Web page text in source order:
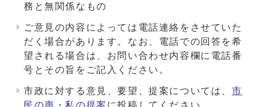
務と無関係なもの
ご意見の内容によっては電話連絡をさせていた
だく場合があります。なお、電話での回答を希
望される場合は、お問い合わせ内容欄に電話番
号とその旨をご記入ください。
市政に対する意見、要望、提案については、 市
民の声・私の提案 に投稿してください。